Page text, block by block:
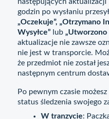
godzin po wysłaniu
„Oczekuje”, „Otrzymano
Wysyłce” lub „Utworzono
aktualizacje nie zawsze
nie jest w transporcie.
że przedmiot nie został
następnym centrum
Po pewnym czasie
status śledzenia swojego
W tranzycie: